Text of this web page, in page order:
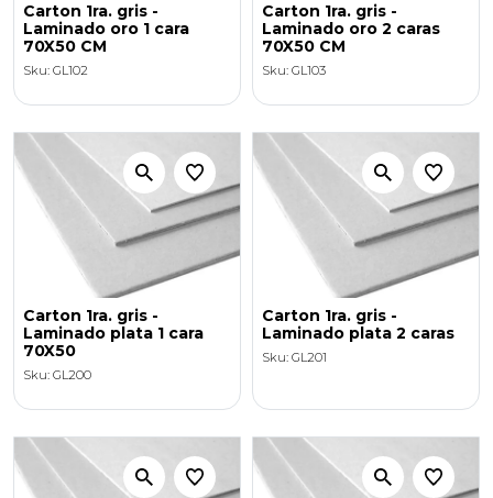
Carton 1ra. gris -
Laminado oro 1 cara
70X50 CM
Sku: GL102
Carton 1ra. gris -
Laminado oro 2 caras
70X50 CM
Sku: GL103
Carton 1ra. gris -
Laminado plata 1 cara
70X50
Sku: GL200
Carton 1ra. gris -
Laminado plata 2 caras
Sku: GL201